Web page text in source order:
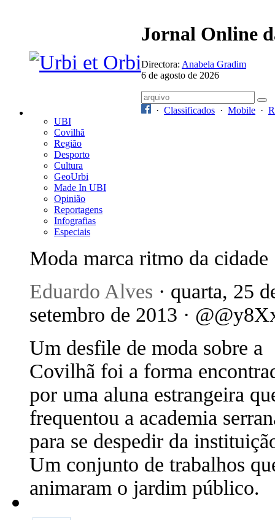
Jornal Online
Directora: Anabela Gradim
6 de agosto de 2026
· Classificados · Mobile ·
UBI
Covilhã
Região
Desporto
Cultura
GeoUrbi
Made In UBI
Opinião
Reportagens
Infografias
Especiais
Moda marca ritmo da cidade
Eduardo Alves · quarta, 25
setembro de 2013 ·
Um desfile de moda sobre a
Covilhã foi a forma
por uma aluna estrangeira
frequentou a academia
para se despedir da
Um conjunto de trabalhos
animaram o jardim público.